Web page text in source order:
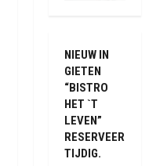
NIEUW IN
GIETEN
“BISTRO
HET `T
LEVEN”
RESERVEER
TIJDIG.